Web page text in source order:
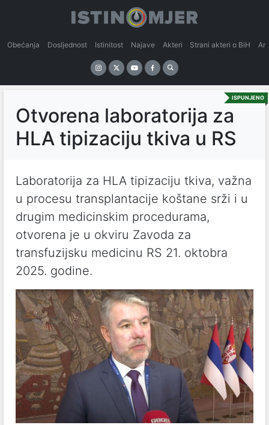
Obećanja Dosljednost Istinitost Najave Akteri Strani akteri o BiH
ISPUNJENO
Otvorena laboratorija za
HLA tipizaciju tkiva u RS
Laboratorija za HLA tipizaciju tkiva, važna
u procesu transplantacije koštane srži i u
drugim medicinskim procedurama,
otvorena je u okviru Zavoda za
transfuzijsku medicinu RS 21. oktobra
2025. godine.